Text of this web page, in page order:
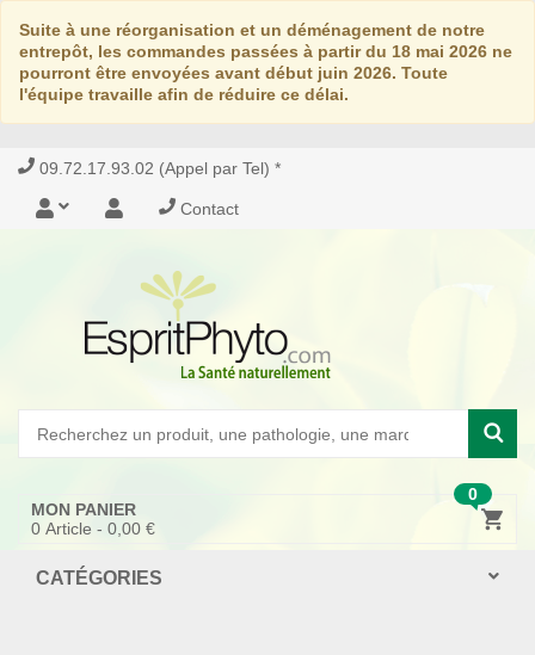
Suite à une réorganisation et un déménagement de notre
entrepôt, les commandes passées à partir du 18 mai 2026 ne
pourront être envoyées avant début juin 2026. Toute
l'équipe travaille afin de réduire ce délai.
09.72.17.93.02 (Appel par Tel) *
Contact
0
MON PANIER
0 Article - 0,00 €
CATÉGORIES